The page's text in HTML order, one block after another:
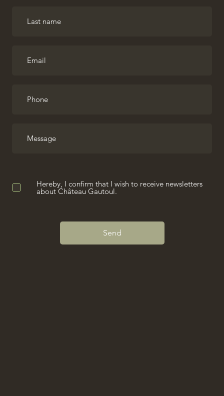
Send
Hereby, I confirm that I wish to receive newsletters
about Château Gautoul.